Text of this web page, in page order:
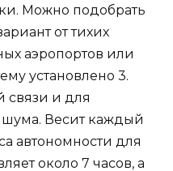
Можно подобрать
от тихих
аэропортов или
установлено 3.
связи и для
Весит каждый
автономности для
около 7 часов, а